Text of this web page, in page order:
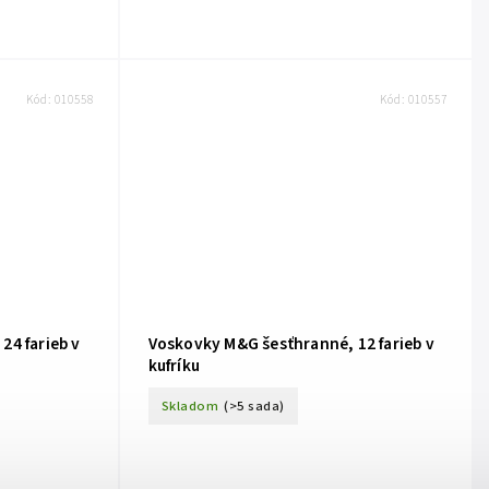
farieb v
Kód: 010558
Voskovky M&G šesťhranné, 12 farieb v
kufríku
Skladom (>5 sada)
Kód: 010557